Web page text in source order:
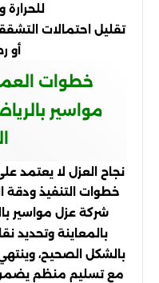
تقليل احتمالات
أو
خطوات
مواسير
نجاح العزل لا يعتمد
خطوات التنفيذ
شركة عزل مواسير
بالمعاينة وتحديد
بالشكل الصحيح،
مع تسليم منظم يضمن